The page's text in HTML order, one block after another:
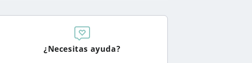
¿Necesitas ayuda?